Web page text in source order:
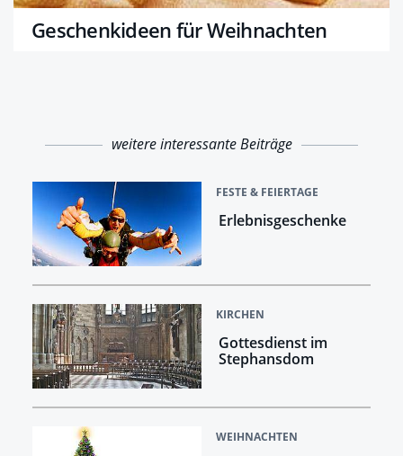
Geschenkideen für Weihnachten
weitere interessante Beiträge
FESTE & FEIERTAGE
Erlebnisgeschenke
KIRCHEN
Gottesdienst im
Stephansdom
WEIHNACHTEN